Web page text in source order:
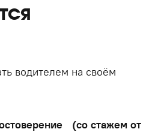
водителем на своём
(со стажем от